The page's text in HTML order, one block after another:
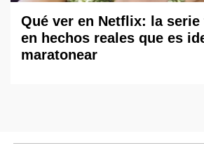
Qué ver en Netflix: la serie
en hechos reales que es
maratonear